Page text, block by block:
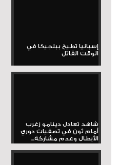
إسبانيا تطيح ببلجيكا في
الوقت القاتل
شاهد تعادل دينامو زغرب
أمام ثون في تصفيات دوري
الأبطال وعدم مشاركة...